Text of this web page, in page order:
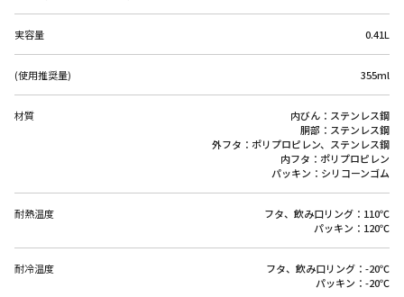
実容量 0.41L
(使用推奨量) 355ml
材質
内びん：ステンレス鋼
胴部：ステンレス鋼
外フタ：ポリプロピレン、ステンレス鋼
内フタ：ポリプロピレン
パッキン：シリコーンゴム
耐熱温度
フタ、飲み口リング：110℃
パッキン：120℃
耐冷温度
フタ、飲み口リング：-20℃
パッキン：-20℃